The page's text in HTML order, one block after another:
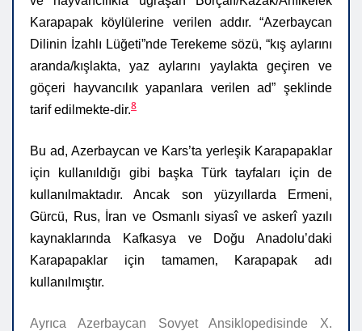
Karapapak köylülerine verilen addır. “Azerbaycan
Dilinin İzahlı Lüğeti”nde Terekeme sözü, “kış aylarını
aranda/kışlakta, yaz aylarını yaylakta geçiren ve
göçeri hayvancılık yapanlara verilen ad” şeklinde
tarifedilmekte-dir.8
Bu ad, Azerbaycan ve Kars’ta yerleşik Karapapaklar
için kullanıldığı gibi başka Türk tayfaları için de
kullanılmaktadır. Ancak son yüzyıllarda Ermeni,
Gürcü, Rus, İran ve Osmanlı siyasî ve askerî yazılı
kaynaklarında Kafkasya ve Doğu Anadolu’daki
Karapapaklar için tamamen‚ Karapapak adı
kullanılmıştır.
Ayrıca Azerbaycan Sovyet Ansiklopedisinde X.